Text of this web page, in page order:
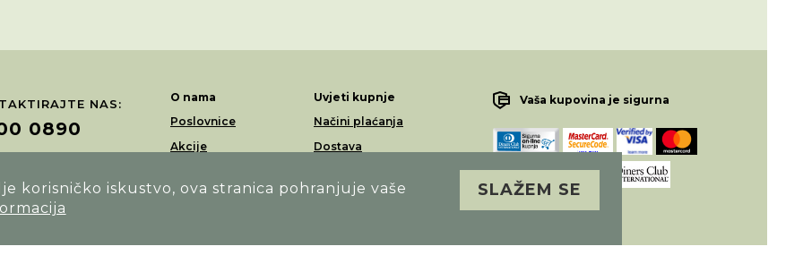
korisničko iskustvo, ova stranica pohranjuje vaše
SLAŽEM SE
NAS:
0890
NAS NA:
O nama
Poslovnice
Akcije
Uvjeti kupnje
Načini plaćanja
Dostava
Vaša kupovina je sigurna